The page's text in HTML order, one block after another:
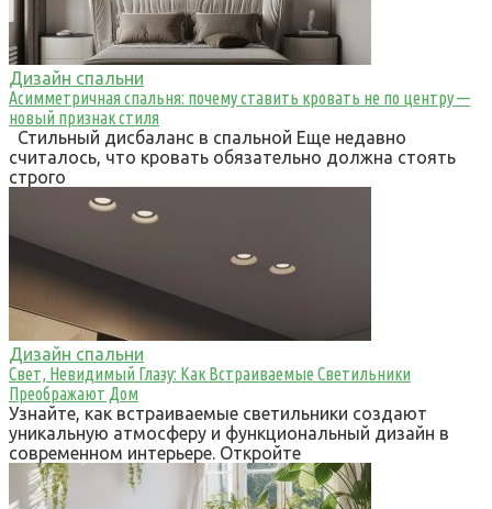
Дизайн спальни
Асимметричная спальня: почему ставить кровать не по центру —
новый признак стиля
Стильный дисбаланс в спальной Еще недавно
считалось, что кровать обязательно должна стоять
строго
Дизайн спальни
Свет, Невидимый Глазу: Как Встраиваемые Светильники
Преображают Дом
Узнайте, как встраиваемые светильники создают
уникальную атмосферу и функциональный дизайн в
современном интерьере. Откройте